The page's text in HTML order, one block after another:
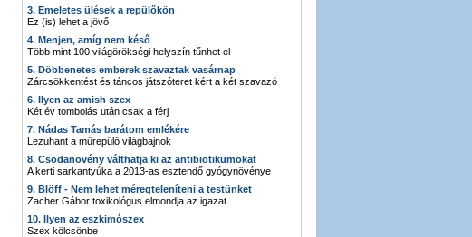
3. Emeletes ülések a repülőkön
Ez (is) lehet a jövő
4. Menjen, amíg nem késő
Több mint 100 világörökségi helyszín tűnhet el
5. Döbbenetes emberek szavaztak vasárnap
Zárcsökkentést és táncos játszóteret kért a két szavazó
6. Ilyen az amish szex
Két év tombolás után csak a férj
7. Nádas Tamás barátom emlékére
Lezuhant a műrepülő világbajnok
8. Csodanövény válthatja ki az antibiotikumokat
A kerti sarkantyúka a 2013-as esztendő gyógynövénye
9. Blöff - Nem lehet méregteleníteni a testünket
Zacher Gábor toxikológus elmondja az igazat
10. Ilyen az eszkimószex
Szex kölcsönbe